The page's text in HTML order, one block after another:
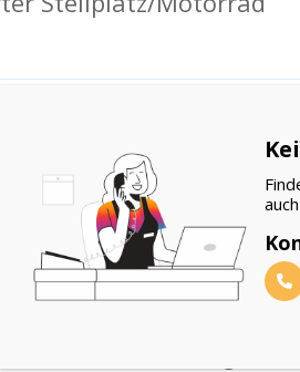
Bewertungen
und echte
Italia
Familie (4 Personen)
Comfort